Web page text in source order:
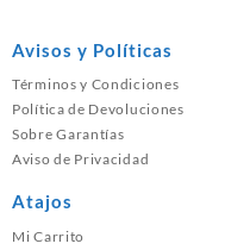
Avisos y Políticas
Términos y Condiciones
Política de Devoluciones
Sobre Garantías
Aviso de Privacidad
Atajos
Mi Carrito